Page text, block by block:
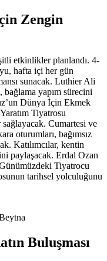
Zengin
etkinlikler planlandı. 4-
hafta içi her gün
sunacak. Luthier Ali
bağlama yapım sürecini
Dünya İçin Ekmek
Tiyatrosu
sağlayacak. Cumartesi ve
oturumları, bağımsız
Katılımcılar, kentin
paylaşacak. Erdal Ozan
Tiyatrocu
tarihsel yolculuğunu
Buluşması